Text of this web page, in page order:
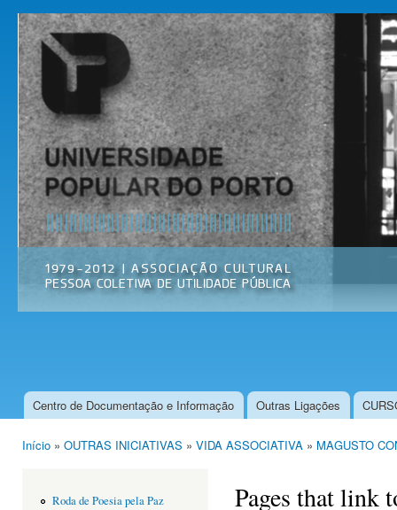
Universidade
Popular do
Porto
Associação
Cultural
Menu principal
Centro de Documentação e Informação Outras Ligações
Início » OUTRAS INICIATIVAS » VIDA ASSOCIATIVA » MAGUSTO
Roda de Poesia pela Paz
Pages that link